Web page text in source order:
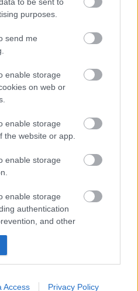
purposes.
send me
enable storage
on web or
enable storage
the website or app.
enable storage
enable storage
authentication
and other
Access Privacy Policy
Megbetegedett a
volna egy sürgős pesti
van C kategóriás ...
Ez sokaknak nagy öröm,
élet. Nem kell vastag
autót sem kell ...